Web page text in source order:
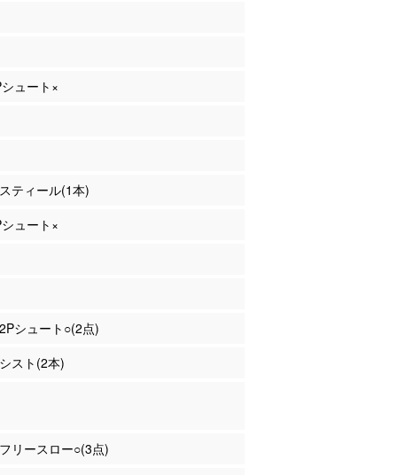
ュート×
ティール(1本)
ュート×
シュート○(2点)
スト(2本)
リースロー○(3点)